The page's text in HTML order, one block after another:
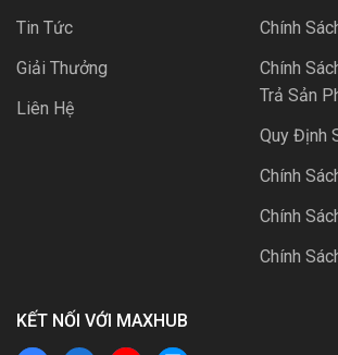
Tin Tức
Giải Thưởng
Liên Hệ
Chính
Chính
Trả Sản
Quy Định
Chính
Chính
Chính
KẾT NỐI VỚI MAXHUB